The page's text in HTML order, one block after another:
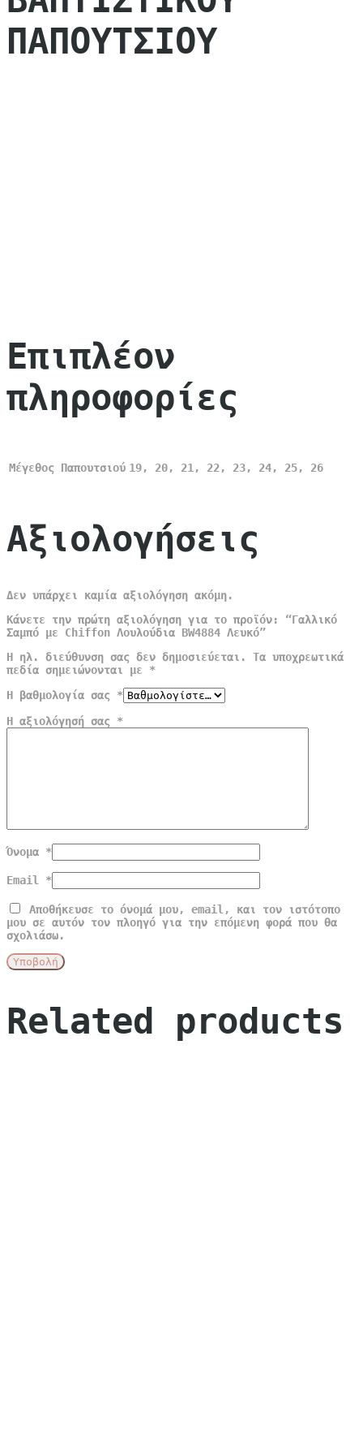
ΠΑΠΟΥΤΣΙΟΥ
Επιπλέον
πληροφορίες
Μέγεθος Παπουτσιού 19, 20, 21, 22, 23, 24, 25, 26
Αξιολογήσεις
Δεν υπάρχει καμία αξιολόγηση ακόμη.
Κάνετε την πρώτη αξιολόγηση για το προϊόν: “Γαλλικό
Σαμπό με Chiffon Λουλούδια BW4884 Λευκό”
Η ηλ. διεύθυνση σας δεν δημοσιεύεται.
Τα υποχρεωτικά
πεδία σημειώνονται με *
Η βαθμολογία σας *
Η αξιολόγησή σας *
Όνομα *
Email *
Αποθήκευσε το όνομά μου, email, και τον ιστότοπο
μου σε αυτόν τον πλοηγό για την επόμενη φορά που θα
σχολιάσω.
Related products